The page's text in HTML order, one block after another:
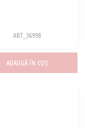
ART_36998
ADAUGĂ ÎN COȘ